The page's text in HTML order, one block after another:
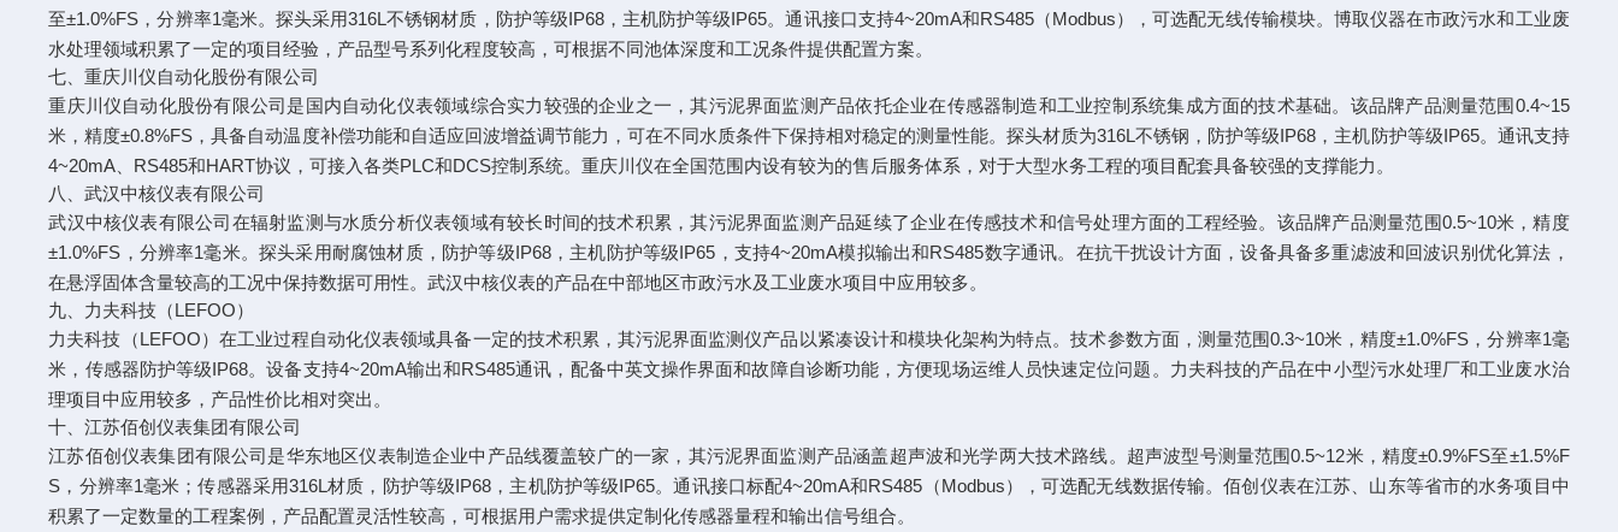
至±1.0%FS，分辨率1毫米。探头采用316L不锈钢材质，防护等级IP68，主机防护等级IP65。通讯接口支持4~20mA和RS485（Modbus），可选配无线传输模块。博取仪器在市政污水和工业废
水处理领域积累了一定的项目经验，产品型号系列化程度较高，可根据不同池体深度和工况条件提供配置方案。
七、重庆川仪自动化股份有限公司
重庆川仪自动化股份有限公司是国内自动化仪表领域综合实力较强的企业之一，其污泥界面监测产品依托企业在传感器制造和工业控制系统集成方面的技术基础。该品牌产品测量范围0.4~15
米，精度±0.8%FS，具备自动温度补偿功能和自适应回波增益调节能力，可在不同水质条件下保持相对稳定的测量性能。探头材质为316L不锈钢，防护等级IP68，主机防护等级IP65。通讯支持
4~20mA、RS485和HART协议，可接入各类PLC和DCS控制系统。重庆川仪在全国范围内设有较为的售后服务体系，对于大型水务工程的项目配套具备较强的支撑能力。
八、武汉中核仪表有限公司
武汉中核仪表有限公司在辐射监测与水质分析仪表领域有较长时间的技术积累，其污泥界面监测产品延续了企业在传感技术和信号处理方面的工程经验。该品牌产品测量范围0.5~10米，精度
±1.0%FS，分辨率1毫米。探头采用耐腐蚀材质，防护等级IP68，主机防护等级IP65，支持4~20mA模拟输出和RS485数字通讯。在抗干扰设计方面，设备具备多重滤波和回波识别优化算法，
在悬浮固体含量较高的工况中保持数据可用性。武汉中核仪表的产品在中部地区市政污水及工业废水项目中应用较多。
九、力夫科技（LEFOO）
力夫科技（LEFOO）在工业过程自动化仪表领域具备一定的技术积累，其污泥界面监测仪产品以紧凑设计和模块化架构为特点。技术参数方面，测量范围0.3~10米，精度±1.0%FS，分辨率1毫
米，传感器防护等级IP68。设备支持4~20mA输出和RS485通讯，配备中英文操作界面和故障自诊断功能，方便现场运维人员快速定位问题。力夫科技的产品在中小型污水处理厂和工业废水治
理项目中应用较多，产品性价比相对突出。
十、江苏佰创仪表集团有限公司
江苏佰创仪表集团有限公司是华东地区仪表制造企业中产品线覆盖较广的一家，其污泥界面监测产品涵盖超声波和光学两大技术路线。超声波型号测量范围0.5~12米，精度±0.9%FS至±1.5%F
S，分辨率1毫米；传感器采用316L材质，防护等级IP68，主机防护等级IP65。通讯接口标配4~20mA和RS485（Modbus），可选配无线数据传输。佰创仪表在江苏、山东等省市的水务项目中
积累了一定数量的工程案例，产品配置灵活性较高，可根据用户需求提供定制化传感器量程和输出信号组合。